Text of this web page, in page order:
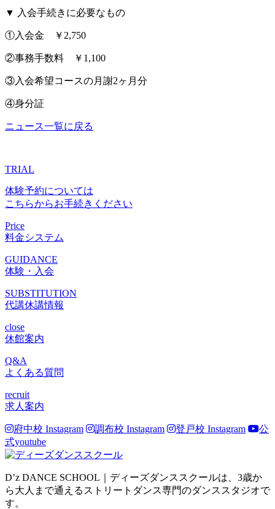
▼ 入会手続きに必要なもの
①入会金 ￥2,750
②事務手数料 ￥1,100
③入会希望コースの月謝2ヶ月分
④身分証
ニュース一覧に戻る
TRIAL
体験予約については
こちらからお手続きください
Price
料金システム
GUIDANCE
体験・入会
SUBSTITUTION
代講休講情報
close
休館案内
Q&A
よくある質問
recruit
求人案内
府中校 Instagram 調布校 Instagram 登戸校 Instagram
公
式youtube
D’z DANCE SCHOOL｜ディーズダンススクールは、3歳か
ら大人まで通えるストリートダンス専門のダンススタジオで
す。